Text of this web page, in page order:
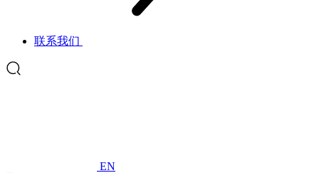
联系我们
EN